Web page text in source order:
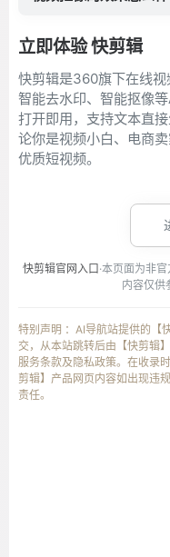
立即体验 快剪辑
快剪辑是360旗下在线视
智能去水印、智能抠像
打开即用，支持文本直
论你是视频小白、电商
优质短视频。
快剪辑官网入口 ·本页面为非
内容仅供
特别声明 ：AI导航站提供的【
交，从本站跳转后由【快剪辑
服务条款及隐私政策。在收录
剪辑】产品网页内容如出现违
责任。